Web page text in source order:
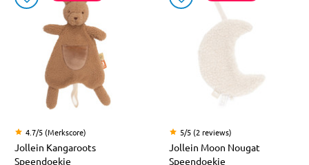
4.7/5 (Merkscore)
Jollein Kangaroots
Speendoekje
5/5 (2 reviews)
Jollein Moon Nougat
Speendoekje